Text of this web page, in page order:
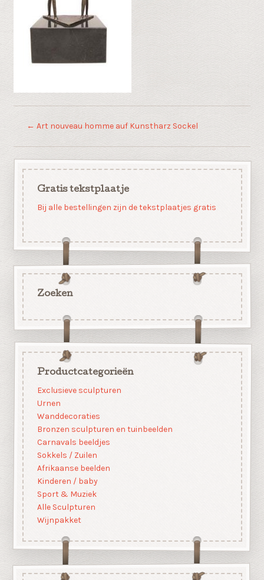
← Art nouveau homme auf Kunstharz Sockel
Gratis tekstplaatje
Bij alle bestellingen zijn de tekstplaatjes gratis
Zoeken
Productcategorieën
Exclusieve sculpturen
Urnen
Wanddecoraties
Bronzen sculpturen en tuinbeelden
Carnavals beeldjes
Sokkels / Zuilen
Afrikaanse beelden
Kinderen / baby
Sport & Muziek
Alle Sculpturen
Wijnpakket